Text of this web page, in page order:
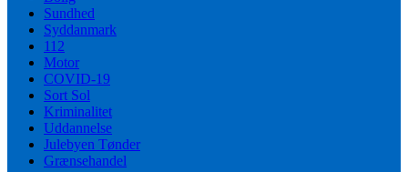
Sundhed
Syddanmark
112
Motor
COVID-19
Sort Sol
Kriminalitet
Uddannelse
Julebyen Tønder
Grænsehandel